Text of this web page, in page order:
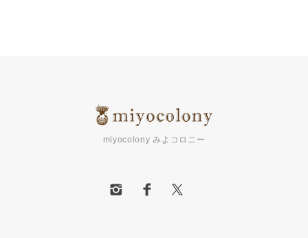
miyocolony みよコロニー